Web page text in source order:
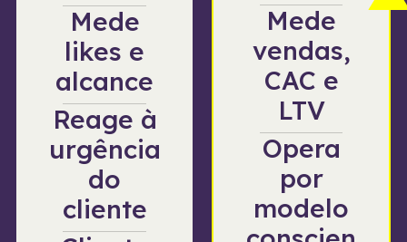
Mede
likes e
alcance
Reage à
urgência
do
cliente
Mede
vendas,
CAC e
LTV
Opera
por
modelo